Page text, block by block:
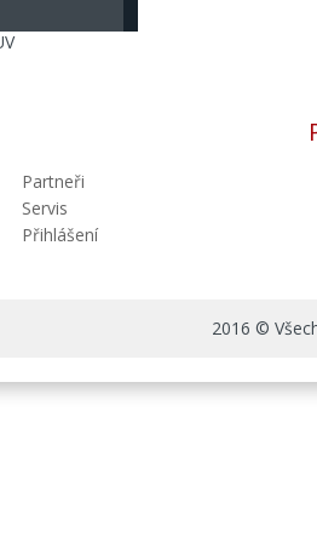
Partneři
Servis
Přihlášení
2016 ©